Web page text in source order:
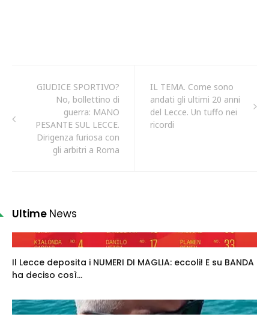
GIUDICE SPORTIVO?
No, bollettino di
guerra: MANO
PESANTE SUL LECCE.
Dirigenza furiosa con
gli arbitri a Roma
IL TEMA. Come sono
andati gli ultimi 20 anni
del Lecce. Un tuffo nei
ricordi
Ultime News
Il Lecce deposita i NUMERI DI MAGLIA: eccoli! E su BANDA
ha deciso così...